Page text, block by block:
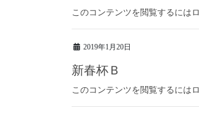
このコンテンツを閲覧するには
2019年1月20日
新春杯Ｂ
このコンテンツを閲覧するには